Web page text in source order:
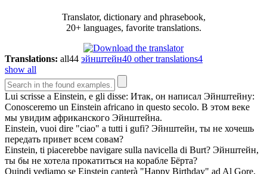
Translator, dictionary and phrasebook,
20+ languages, favorite translations.
Translations: all44 эйнштейн40 other translations4
show all
Lui scrisse a Einstein, e gli disse: Итак, он написал Эйнштейну:
Conosceremo un Einstein africano in questo secolo. В этом веке
мы увидим африканского Эйнштейна.
Einstein, vuoi dire "ciao" a tutti i gufi? Эйнштейн, ты не хочешь
передать привет всем совам?
Einstein, ti piacerebbe navigare sulla navicella di Burt? Эйнштейн,
ты бы не хотела прокатиться на корабле Бёрта?
Quindi vediamo se Einstein canterà "Happy Birthday" ad Al Gore.